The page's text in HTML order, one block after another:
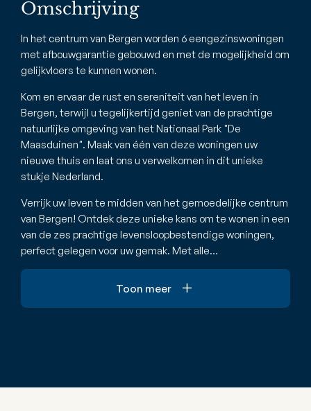
Omschrijving
In het centrum van Bergen worden 6 eengezinswoningen
met afbouwgarantie gebouwd en met de mogelijkheid om
gelijkvloers te kunnen wonen.
Kom en ervaar de rust en sereniteit van het leven in
Bergen, terwijl u tegelijkertijd geniet van de prachtige
natuurlijke omgeving van het Nationaal Park "De
Maasduinen". Maak van één van deze woningen uw
nieuwe thuis en laat ons u verwelkomen in dit unieke
stukje Nederland.
Verrijk uw leven te midden van het gemoedelijke centrum
van Bergen! Ontdek deze unieke kans om te wonen in een
van de zes prachtige levensloopbestendige woningen,
perfect gelegen voor uw gemak. Met alle…
Toon meer